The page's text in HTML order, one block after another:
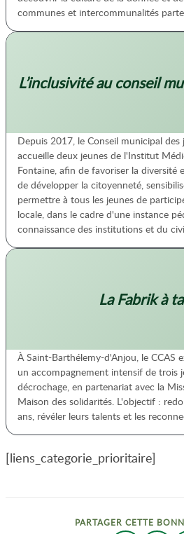
communes et intercommunalités
L’inclusivité au conseil
Depuis 2017, le Conseil municipal des
accueille deux jeunes de l'Institut
Fontaine, afin de favoriser la diversité
de développer la citoyenneté,
permettre à tous les jeunes de
locale, dans le cadre d'une instance
connaissance des institutions et du
La Fabrik à
À Saint-Barthélemy-d'Anjou, le CCAS
un accompagnement intensif de trois
décrochage, en partenariat avec la
Maison des solidarités. L'objectif :
ans, révéler leurs talents et les
[liens_categorie_prioritaire]
PARTAGER CETTE